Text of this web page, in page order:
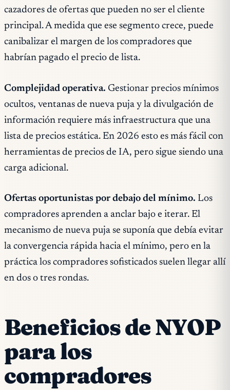
cazadores de ofertas que pueden no ser el cliente
principal. A medida que ese segmento crece, puede
canibalizar el margen de los compradores que
habrían pagado el precio de lista.
Complejidad operativa. Gestionar precios mínimos
ocultos, ventanas de nueva puja y la divulgación de
información requiere más infraestructura que una
lista de precios estática. En 2026 esto es más fácil con
herramientas de precios de IA, pero sigue siendo una
carga adicional.
Ofertas oportunistas por debajo del mínimo. Los
compradores aprenden a anclar bajo e iterar. El
mecanismo de nueva puja se suponía que debía evitar
la convergencia rápida hacia el mínimo, pero en la
práctica los compradores sofisticados suelen llegar allí
en dos o tres rondas.
Beneficios de NYOP
para los
compradores